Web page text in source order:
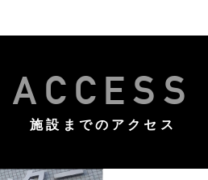
ACCESS
施設までのアクセス